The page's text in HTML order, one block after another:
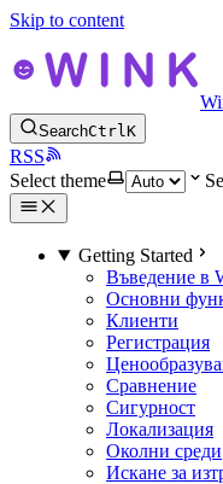
Skip to content
SearchCtrlK
RSS
Select theme
Getting Started
Въведение в
Основни
Клиенти
Регистрация
Сравнение
Сигурност
Локализация
Околни среди
Искане за